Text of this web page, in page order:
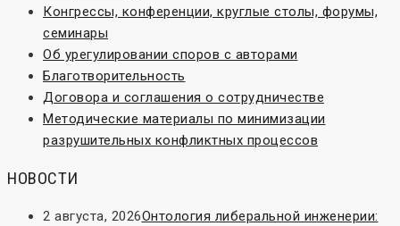
Конгрессы, конференции, круглые столы, форумы,
семинары
Об урегулировании споров с авторами
Благотворительность
Договора и соглашения о сотрудничестве
Методические материалы по минимизации
разрушительных конфликтных процессов
НОВОСТИ
2 августа, 2026Онтология либеральной инженерии: